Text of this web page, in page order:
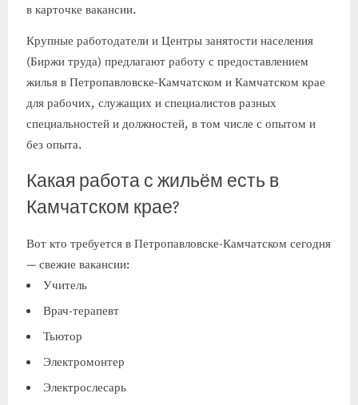
в карточке вакансии.
Крупные работодатели и Центры занятости населения
(Биржи труда) предлагают работу с предоставлением
жилья в Петропавловске-Камчатском и Камчатском крае
для рабочих, служащих и специалистов разных
специальностей и должностей, в том числе с опытом и
без опыта.
Какая работа с жильём есть в
Камчатском крае?
Вот кто требуется в Петропавловске-Камчатском сегодня
— свежие вакансии:
Учитель
Врач-терапевт
Тьютор
Электромонтер
Электрослесарь